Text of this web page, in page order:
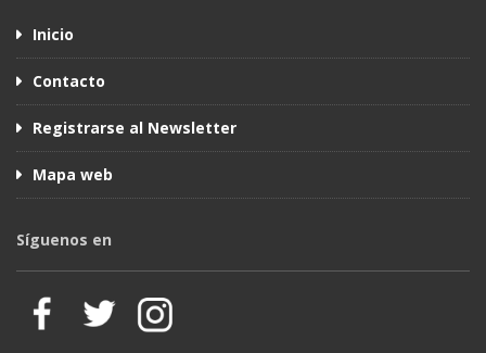
Inicio
Contacto
Registrarse al Newsletter
Mapa web
Síguenos en